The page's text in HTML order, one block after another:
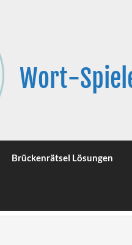
Wort-
Brückenrätsel Lösungen